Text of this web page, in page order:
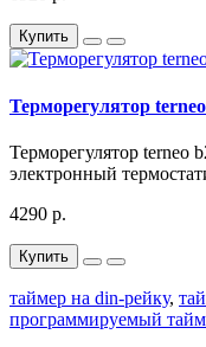
Купить
Терморегулятор
Терморегулятор terneo
электронный
4290 р.
Купить
таймер на din-рейку,
программируемый